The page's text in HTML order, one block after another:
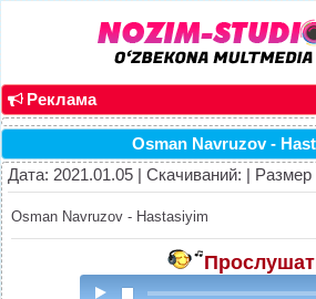
Реклама
Osman Navruzov -
Дата: 2021.01.05 | Скачиваний: | Размер
Osman Navruzov - Hastasiyim